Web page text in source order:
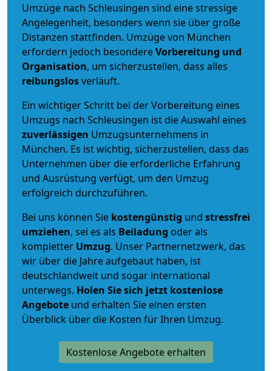
Umzüge nach Schleusingen sind eine stressige
Angelegenheit, besonders wenn sie über große
Distanzen stattfinden. Umzüge von München
erfordern jedoch besondereVorbereitung und
Organisation, um sicherzustellen, dass alles
reibungslosverläuft.
Ein wichtiger Schritt bei der Vorbereitung eines
Umzugs nach Schleusingen ist die Auswahl eines
zuverlässigen Umzugsunternehmens in
München. Es ist wichtig, sicherzustellen, dass das
Unternehmen über die erforderliche Erfahrung
und Ausrüstung verfügt, um den Umzug
erfolgreich durchzuführen.
Bei uns können Sie kostengünstig und stressfrei
umziehen, sei es als Beiladung oder als
kompletter Umzug. Unser Partnernetzwerk, das
wir über die Jahre aufgebaut haben, ist
deutschlandweit und sogar international
unterwegs. Holen Sie sich jetzt kostenlose
Angebote und erhalten Sie einen ersten
Überblick über die Kosten für Ihren Umzug.
Kostenlose Angebote erhalten